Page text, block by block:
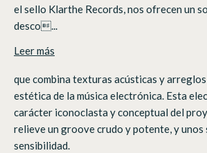
el sello Klarthe Records, nos ofrecen un
desco...
Leer más
que combina texturas acústicas y
estética de la música electrónica. Esta
carácter iconoclasta y conceptual del
relieve un groove crudo y potente, y unos
sensibilidad.